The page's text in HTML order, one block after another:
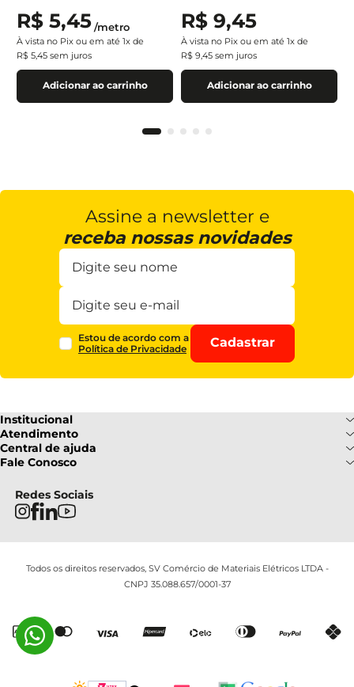
R$ 5,45/metro
À vista no Pix ou em até 1x de
R$ 5,45 sem juros
Adicionar ao carrinho
R$ 9,45
À vista no Pix ou em até 1x de
R$ 9,45 sem juros
Adicionar ao carrinho
Assine a newsletter e
receba nossas novidades
Estou de acordo com a
Política de Privacidade
Cadastrar
Institucional
Sobre Nós
Nossas Lojas
Privacidade e Segurança
Termos e Condições
Atendimento
Formas de pagamento
Regulamentos
Central de ajuda
Fale Conosco
Frete e Entrega
Troca e Devoluções
Fale Conosco
(085) 3214-7900
Segunda a Sexta: 08h as 18h |
Sábado : 08h ás 12h
Redes Sociais
Todos os direitos reservados, SV Comércio de Materiais Elétricos LTDA -
CNPJ 35.088.657/0001-37